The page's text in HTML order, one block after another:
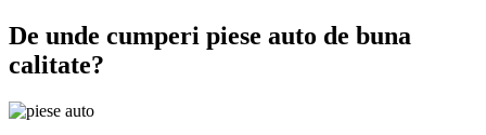
De unde cumperi piese auto de buna
calitate?